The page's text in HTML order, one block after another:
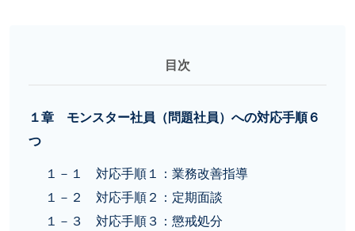
目次
１章 モンスター社員（問題社員）への対応手順６
つ
１－１ 対応手順１：業務改善指導
１－２ 対応手順２：定期面談
１－３ 対応手順３：懲戒処分